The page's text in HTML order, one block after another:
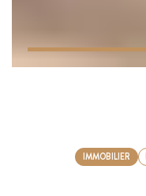
IMMOBILIER